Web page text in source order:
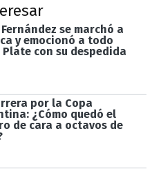
Fernández se marchó a
y emocionó a todo
Plate con su despedida
por la Copa
¿Cómo quedó el
de cara a octavos de